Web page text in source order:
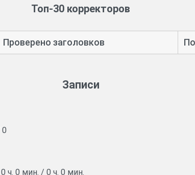
Топ-30 корректоров
Проверено заголовков
Записи
0
0 ч. 0 мин. / 0 ч. 0 мин.